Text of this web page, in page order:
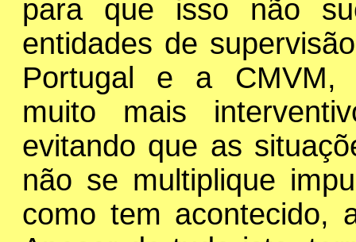
para que isso não
entidades de
Portugal e a CMVM,
muito mais
evitando que as
não se multiplique
como tem acontecido,